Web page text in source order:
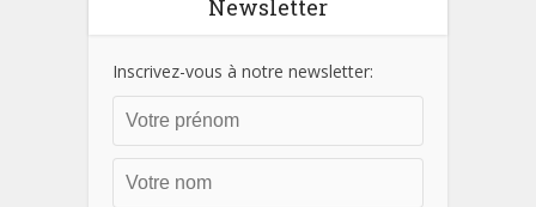
Newsletter
Inscrivez-vous à notre newsletter: